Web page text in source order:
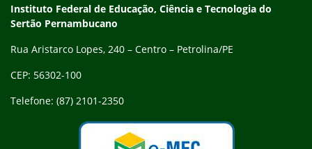
Endereço
Instituto Federal de Educação, Ciência e Tecnologia do
Sertão Pernambucano
Rua Aristarco Lopes, 240 – Centro – Petrolina/PE
CEP: 56302-100
Telefone: (87) 2101-2350